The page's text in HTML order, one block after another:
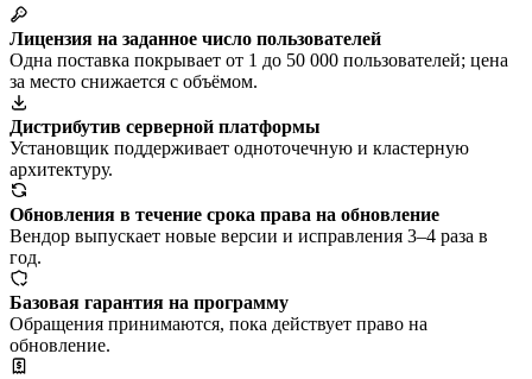
Лицензия на заданное число пользователей
Одна поставка покрывает от 1 до 50 000 пользователей; цена
за место снижается с объёмом.
Дистрибутив серверной платформы
Установщик поддерживает одноточечную и кластерную
архитектуру.
Обновления в течение срока права на обновление
Вендор выпускает новые версии и исправления 3–4 раза в
год.
Базовая гарантия на программу
Обращения принимаются, пока действует право на
обновление.